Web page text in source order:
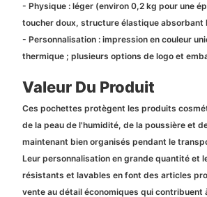
- Physique : léger (environ 0,2 kg pour une
toucher doux, structure élastique absorbant
- Personnalisation : impression en couleur
thermique ; plusieurs options de logo et
Valeur Du Produit
Ces pochettes protègent les produits
de la peau de l'humidité, de la poussière et
maintenant bien organisés pendant le
Leur personnalisation en grande quantité et
résistants et lavables en font des articles
vente au détail économiques qui contribuent